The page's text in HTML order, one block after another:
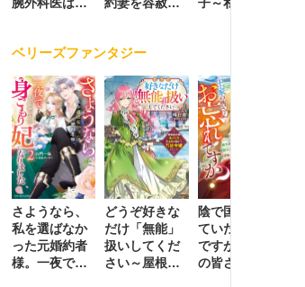
ベリーズファンタジー
さようなら、
私を選ばなか
った元婚約者
様。一夜で大
どうぞ好きな
だけ「無能」
扱いしてくだ
さい～屋根裏
陰で国を支え
ていたのは私
ですが、王家
の皆さんお忘